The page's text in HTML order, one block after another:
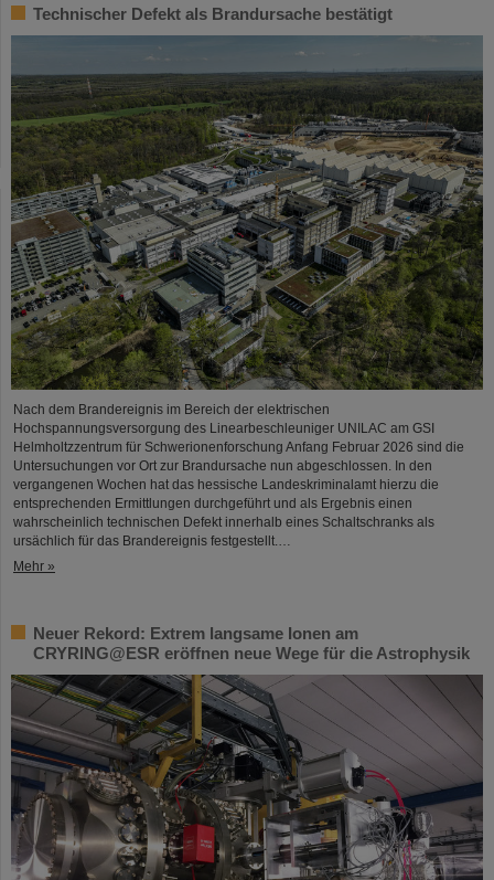
Technischer Defekt als Brandursache bestätigt
Nach dem Brandereignis im Bereich der elektrischen
Hochspannungsversorgung des Linearbeschleuniger UNILAC am GSI
Helmholtzzentrum für Schwerionenforschung Anfang Februar 2026 sind die
Untersuchungen vor Ort zur Brandursache nun abgeschlossen. In den
vergangenen Wochen hat das hessische Landeskriminalamt hierzu die
entsprechenden Ermittlungen durchgeführt und als Ergebnis einen
wahrscheinlich technischen Defekt innerhalb eines Schaltschranks als
ursächlich für das Brandereignis festgestellt.…
Mehr »
Neuer Rekord: Extrem langsame Ionen am
CRYRING@ESR eröffnen neue Wege für die Astrophysik